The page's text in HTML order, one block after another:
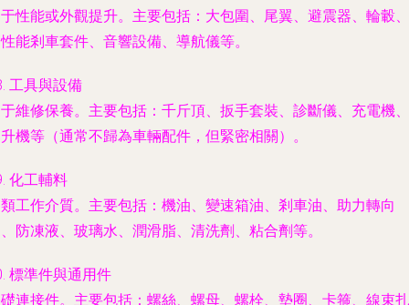
性能或外觀提升。主要包括：大包圍、尾翼、避震器、輪轂、
能剎車套件、音響設備、導航儀等。
工具與設備
維修保養。主要包括：千斤頂、扳手套裝、診斷儀、充電機、
機等（通常不歸為車輛配件，但緊密相關）。
化工輔料
工作介質。主要包括：機油、變速箱油、剎車油、助力轉向
防凍液、玻璃水、潤滑脂、清洗劑、粘合劑等。
標準件與通用件
連接件。主要包括：螺絲、螺母、螺栓、墊圈、卡箍、線束扎